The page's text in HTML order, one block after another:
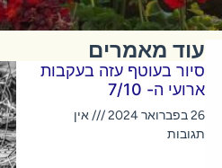
עוד מאמרים
סיור בעוטף עזה בעקבות
ארועי ה- 7/10
26 בפברואר 2024
אין
תגובות